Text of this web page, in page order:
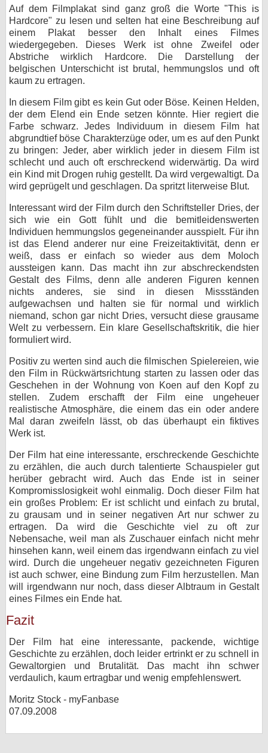
Auf dem Filmplakat sind ganz groß die Worte "This is
Hardcore" zu lesen und selten hat eine Beschreibung auf
einem Plakat besser den Inhalt eines Filmes
wiedergegeben. Dieses Werk ist ohne Zweifel oder
Abstriche wirklich Hardcore. Die Darstellung der
belgischen Unterschicht ist brutal, hemmungslos und oft
kaum zu ertragen.
In diesem Film gibt es kein Gut oder Böse. Keinen Helden,
der dem Elend ein Ende setzen könnte. Hier regiert die
Farbe schwarz. Jedes Individuum in diesem Film hat
abgrundtief böse Charakterzüge oder, um es auf den Punkt
zu bringen: Jeder, aber wirklich jeder in diesem Film ist
schlecht und auch oft erschreckend widerwärtig. Da wird
ein Kind mit Drogen ruhig gestellt. Da wird vergewaltigt. Da
wird geprügelt und geschlagen. Da spritzt literweise Blut.
Interessant wird der Film durch den Schriftsteller Dries, der
sich wie ein Gott fühlt und die bemitleidenswerten
Individuen hemmungslos gegeneinander ausspielt. Für ihn
ist das Elend anderer nur eine Freizeitaktivität, denn er
weiß, dass er einfach so wieder aus dem Moloch
aussteigen kann. Das macht ihn zur abschreckendsten
Gestalt des Films, denn alle anderen Figuren kennen
nichts anderes, sie sind in diesen Missständen
aufgewachsen und halten sie für normal und wirklich
niemand, schon gar nicht Dries, versucht diese grausame
Welt zu verbessern. Ein klare Gesellschaftskritik, die hier
formuliert wird.
Positiv zu werten sind auch die filmischen Spielereien, wie
den Film in Rückwärtsrichtung starten zu lassen oder das
Geschehen in der Wohnung von Koen auf den Kopf zu
stellen. Zudem erschafft der Film eine ungeheuer
realistische Atmosphäre, die einem das ein oder andere
Mal daran zweifeln lässt, ob das überhaupt ein fiktives
Werk ist.
Der Film hat eine interessante, erschreckende Geschichte
zu erzählen, die auch durch talentierte Schauspieler gut
herüber gebracht wird. Auch das Ende ist in seiner
Kompromisslosigkeit wohl einmalig. Doch dieser Film hat
ein großes Problem: Er ist schlicht und einfach zu brutal,
zu grausam und in seiner negativen Art nur schwer zu
ertragen. Da wird die Geschichte viel zu oft zur
Nebensache, weil man als Zuschauer einfach nicht mehr
hinsehen kann, weil einem das irgendwann einfach zu viel
wird. Durch die ungeheuer negativ gezeichneten Figuren
ist auch schwer, eine Bindung zum Film herzustellen. Man
will irgendwann nur noch, dass dieser Albtraum in Gestalt
eines Filmes ein Ende hat.
Fazit
Der Film hat eine interessante, packende, wichtige
Geschichte zu erzählen, doch leider ertrinkt er zu schnell in
Gewaltorgien und Brutalität. Das macht ihn schwer
verdaulich, kaum ertragbar und wenig empfehlenswert.
Moritz Stock - myFanbase
07.09.2008